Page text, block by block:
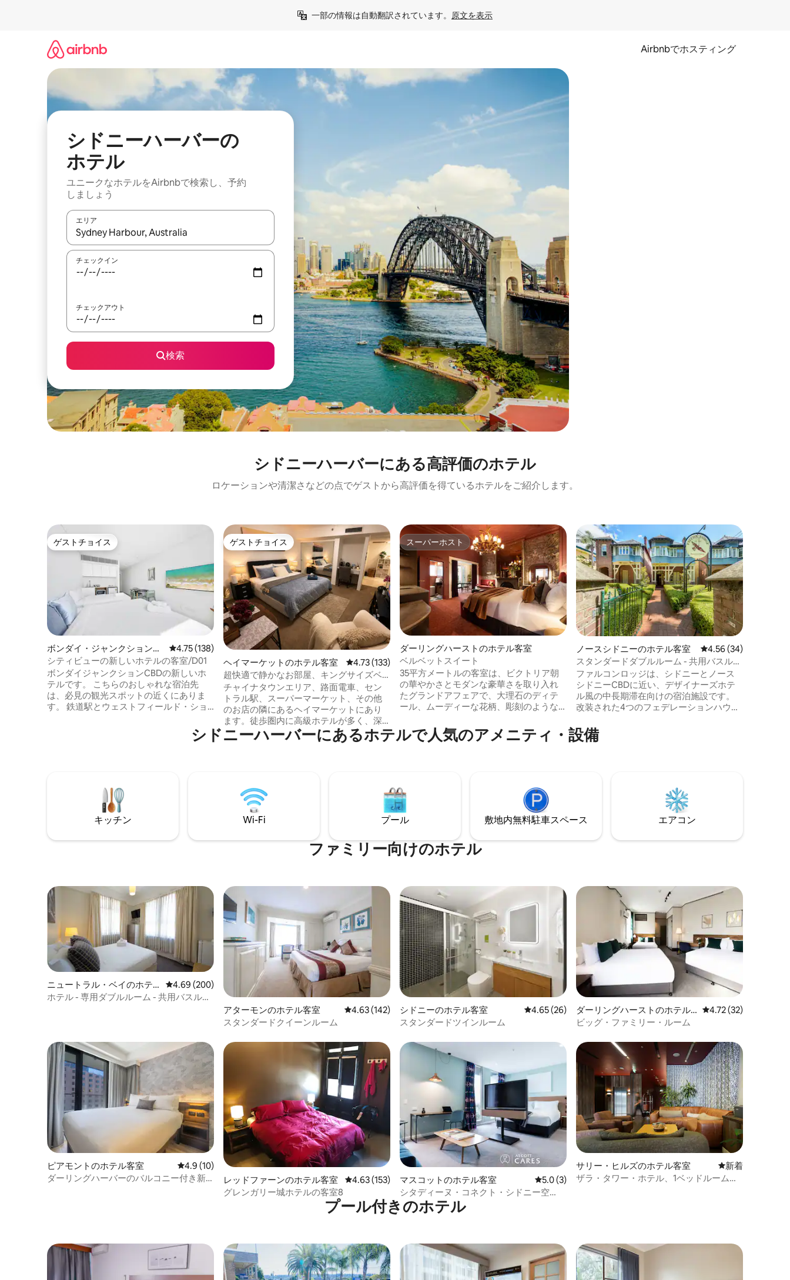
一部の情報は自動翻訳されています。 原文を表示
Airbnbでホスティング
シドニーハーバーの
ホ⁠テ⁠ル
ユニークなホ⁠テ⁠ル⁠をAirbnb⁠で検⁠索⁠し⁠、予⁠約
し⁠ま⁠し⁠ょ⁠う
エリア
検索結果が表示されたら、上下の矢印キーを使って移動するか、画面をタッチまたはスワイプして検索結果を確認することができます。
チェックイン
チェックアウト
検索
シドニーハーバーにある高⁠評⁠価⁠のホ⁠テ⁠ル
ロケーションや清潔さなどの点でゲストから高評価を得ているホテルをご紹介します。
ゲストチョイス
ゲストチョイス
ボンダイ・ジャンクションの
ホテル客室
レビュー138件、5つ星中4.75つ星の平均評価
4.75 (138)
シティビューの新しいホテルの客室/D01
ボンダイジャンクションCBDの新しいホ
テルです。 こちらのおしゃれな宿泊先
は、必見の観光スポットの近くにありま
す。 鉄道駅とウェストフィールド・ショ
の周辺にはカフェやショップがたくさん
あります。 シドニーCBDに近いです。 ボ
ープの場合、シングルベッドを追加でご
用意します。 2名様のグループの場合、少
額のセットアップ料金で追加のシングル
ベッドをリクエストできます。
ゲストチョイス
ゲストチョイス
ヘイマーケットのホテル客室 レビュー133件、5つ星中4.73つ星の平均評価
4.73 (133)
超快適で静かなお部屋、キングサイズベ
ッド、CBD
チャイナタウンエリア、路面電車、セン
トラル駅、スーパーマーケット、その他
のお店の隣にあるヘイマーケットにあり
ます。徒歩圏内に高級ホテルが多く、深
夜にポーキーマシンを楽しむ方のための
深夜ゲームセンターがあります。タイ料
むこともできます。 シドニーで最高のシ
ョッピングは、有名な高級ブランドがす
べて揃っているピットストリートモール
まで徒歩ですぐです。 ザ・ロックスの遺
産地区まで歩いて文化を楽しみましょう
スーパーホスト
スーパーホスト
ダーリングハーストのホテル客室
ベルベットスイート
35平方メートルの客室は、ビクトリア朝
の華やかさとモダンな豪華さを取り入れ
たグランドアフェアで、大理石のディテ
ール、ムーディーな花柄、彫刻のような
ンス、贅沢、そしてちょっとしたドラマ
を求める方のためにデザインされた贅沢
リッパ、バスローブ、セーフティボック
ス、電子レンジが備わっています。 キン
グサイズベッドはご要望に応じてツイン
ベッドに分けることができます。
ノースシドニーのホテル客室 レビュー34件、5つ星
4.56 (34)
スタンダードダブルルーム - 共用バスルー
ム
ファルコンロッジは、シドニーとノース
シドニーCBDに近い、デザイナーズホテ
ル風の中長期滞在向けの宿泊施設です。
改装された4つのフェデレーションハウス
は、ノースシドニーの静かなセントレオ
ナルズパークの向かいにあり、美しい庭
ンとバスルームをご利用いただけます。
週ごとのリネンサービスと敷地内のラン
ドリーが追加されました。
シドニーハーバーにあるホ⁠テ⁠ル⁠で人⁠気⁠のア⁠メ⁠ニ⁠テ⁠ィ⁠・設⁠備
キッチン Wi-Fi プール 敷地内無料駐⁠車ス⁠ペ⁠ー⁠ス エアコン
ファミリー向⁠け⁠のホ⁠テ⁠ル
ニュートラル・ベイのホテ
ル客室
レビュー200件、5つ星中4.69つ星の平均評価
4.69 (200)
ホテル - 専用ダブルルーム - 共用バスルー
アターモンのホテル客室 レビュー142件、5つ星中4.63つ星の平均評価
4.63 (142)
スタンダードクイーンルーム
シドニーのホテル客室 レビュー26件、5つ星中4.65つ星の平均評価
4.65 (26)
スタンダードツインルーム
ダーリングハーストのホテル
客室
レビュー32件、5つ
4.72 (32)
ビッグ・ファミリー・ルーム
ピアモントのホテル客室 レビュー10件、5つ星中4.9つ星の平均評価
4.9 (10)
ダーリングハーバーのバルコニー付き新
レッドファーンのホテル客室 レビュー153件、5つ星中4.63つ星の平均評価
4.63 (153)
グレンガリー城ホテルの客室8
マスコットのホテル客室 レビュー3件、5つ星中5.0つ星の平均評価
5.0 (3)
シタディーヌ・コネクト・シドニー空
港、ファーストクラスルーム
サリー・ヒルズのホテル客室 新しい宿泊先
新着
ザラ・タワー・ホテル、1ベッドルームの
プール付きのホ⁠テ⁠ル